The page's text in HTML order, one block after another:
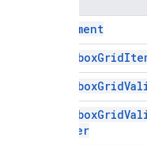
Alignment
CheckboxGrid
CheckboxGrid
CheckboxGrid
Builder